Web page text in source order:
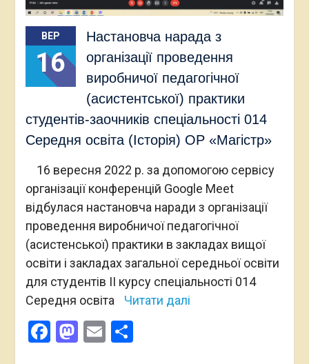
ВЕР
16
Настановча нарада з
організації проведення
виробничої педагогічної
(асистентської) практики
студентів-заочників спеціальності 014
Середня освіта (Історія) ОР «Магістр»
16 вересня 2022 р. за допомогою сервісу
організації конференцій Google Meet
відбулася настановча наради з організації
проведення виробничої педагогічної
(асистенської) практики в закладах вищої
освіти і закладах загальної середньої освіти
для студентів ІІ курсу спеціальності 014
Середня освіта
Читати далі
Facebook
Mastodon
EmailПоділитися